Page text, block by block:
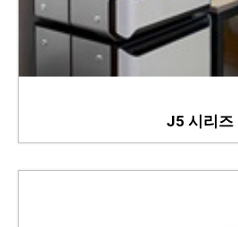
J5 시리즈